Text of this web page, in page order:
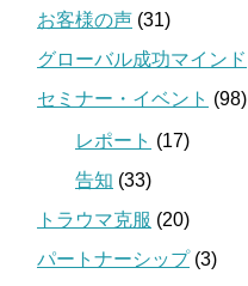
お客様の声 (31)
グローバル成功マインド
セミナー・イベント (98)
レポート (17)
告知 (33)
トラウマ克服 (20)
パートナーシップ(3)